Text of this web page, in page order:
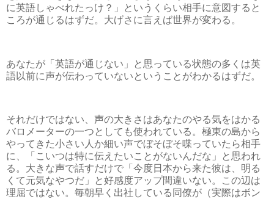
に英語しゃべれたっけ？」というくらい相手に意図すると
ころが通じるはずだ。大げさに言えば世界が変わる。
あなたが「英語が通じない」と思っている状態の多くは英
語以前に声が伝わっていないということがわかるはずだ。
それだけではない、声の大きさはあなたのやる気をはかる
バロメーターの一つとしても使われている。極東の島から
やってきた小さい人か細い声でぼそぼそ喋っていたら相手
に、「こいつは特に伝えたいことがないんだな」と思われ
る。大きな声で話すだけで「今度日本から来た彼は、明る
くて元気なやつだ」と好感度アップ間違いない。この辺は
理屈ではない。毎朝早く出社している同僚が（実際はボン